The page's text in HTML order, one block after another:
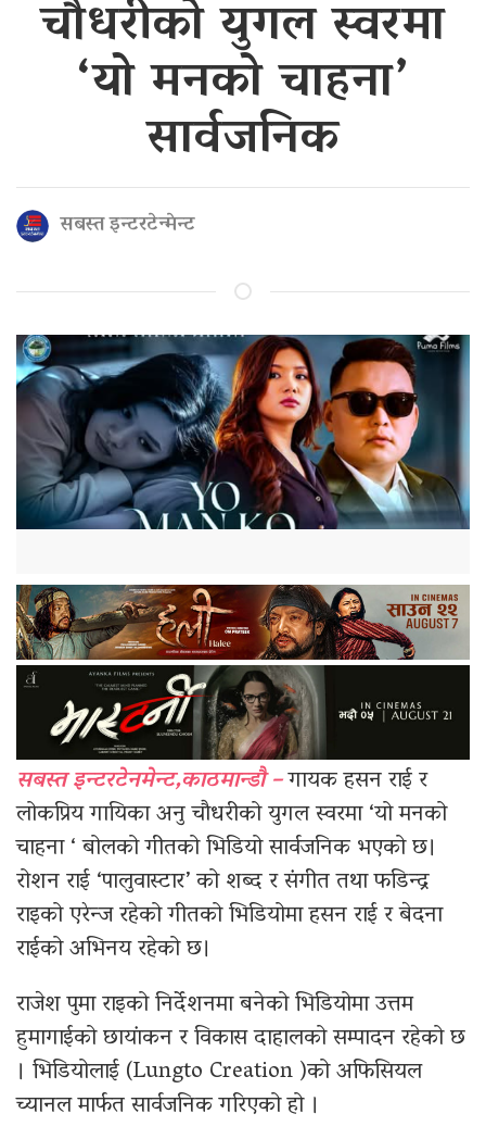
चौधरीको युगल स्वरमा
‘यो मनको चाहना’
सार्वजनिक
सबस्त इन्टरटेन्मेन्ट
सबस्त इन्टरटेनमेन्ट,काठमान्डौ –गायक हसन राई र
लोकप्रिय गायिका अनु चौधरीको युगल स्वरमा ‘यो मनको
चाहना ‘ बोलको गीतको भिडियो सार्वजनिक भएको छ।
रोशन राई ‘पालुवास्टार’ को शब्द र संगीत तथा फडिन्द्र
राइको एरेन्ज रहेको गीतको भिडियोमा हसन राई र बेदना
राईको अभिनय रहेको छ।
राजेश पुमा राइको निर्देशनमा बनेको भिडियोमा उत्तम
हुमागाईको छायांकन र विकास दाहालको सम्पादन रहेको छ
। भिडियोलाई (Lungto Creation )को अफिसियल
च्यानल मार्फत सार्वजनिक गरिएको हो ।